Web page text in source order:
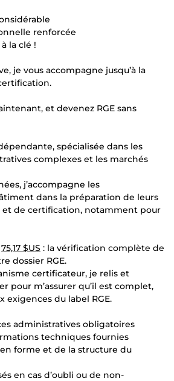
renforcée
la clé !
je vous accompagne jusqu’à la
et devenez RGE sans
spécialisée dans les
complexes et les marchés
j’accompagne les
dans la préparation de leurs
et de certification, notamment pour
75,17 $US : la vérification complète de
dossier RGE.
certificateur, je relis et
pour m’assurer qu’il est complet,
exigences du label RGE.
administratives obligatoires
techniques fournies
forme et de la structure du
en cas d’oubli ou de non-